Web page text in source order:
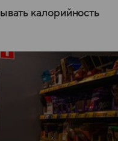
калорийность